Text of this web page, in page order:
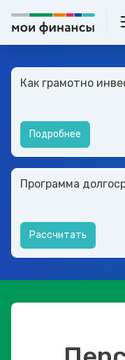
Как грамотно
Подробнее
Программа
Рассчитать